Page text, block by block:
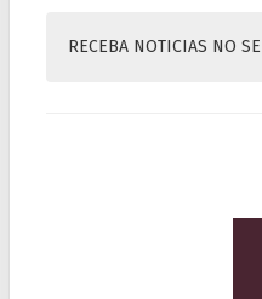
RECEBA NOTICIAS NO